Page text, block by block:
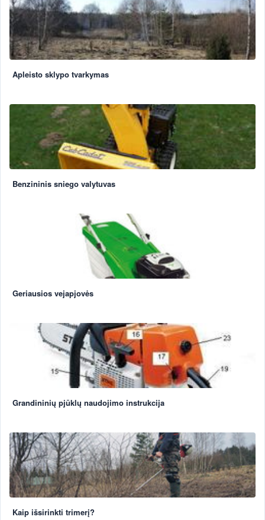
Apleisto sklypo tvarkymas
Benzininis sniego valytuvas
Geriausios vejapjovės
Grandininių pjūklų naudojimo instrukcija
Kaip išsirinkti trimerį?